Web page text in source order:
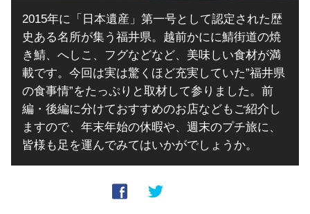
2015年に「日本遺産」第一号として認定された歴
史ある名所が集う福井県。越前かにに鯖街道の焼
き鯖、へしこ、フグなどなど、美味しい食材が満
載です。今回は実は驚くほど充実していた”福井県
の食事情”をたっぷりと取材して参りました。前
編・後編に分けておすすめのお店などもご紹介し
ますので、年末年始の休暇や、週末のプチ旅に、
皆様も足を運んでみてはいかがでしょうか。